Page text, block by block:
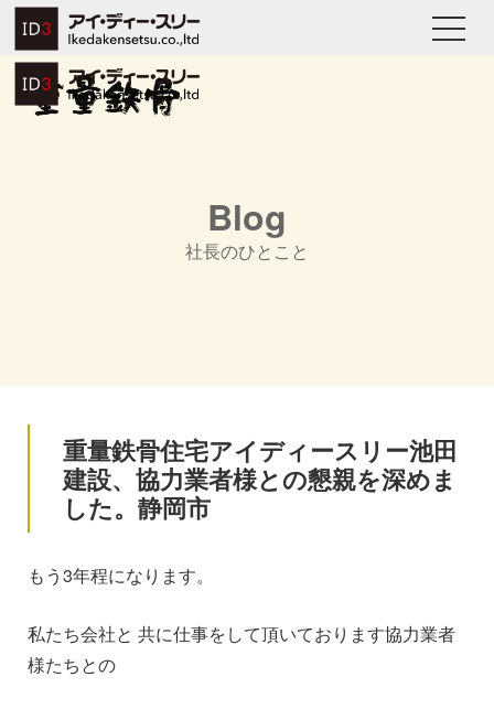
Blog
社長のひとこと
重量鉄骨住宅アイディースリー池田
建設、協力業者様との懇親を深めま
した。静岡市
もう3年程になります。
私たち会社と 共に仕事をして頂いております協力業者
様たちとの